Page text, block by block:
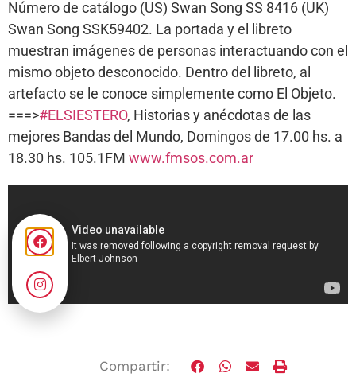
Número de catálogo (US) Swan Song SS 8416 (UK)
Swan Song SSK59402. La portada y el libreto
muestran imágenes de personas interactuando con el
mismo objeto desconocido. Dentro del libreto, al
artefacto se le conoce simplemente como El Objeto.
===>#ELSIESTERO, Historias y anécdotas de las
mejores Bandas del Mundo, Domingos de 17.00 hs. a
18.30 hs. 105.1FM www.fmsos.com.ar
Compartir: